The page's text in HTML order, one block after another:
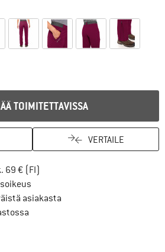
TOIMITETTAVISSA
VERTAILE
69 € (FI)
asiakasta
Trustpilot -sertifiointi - lue lisää tästä!